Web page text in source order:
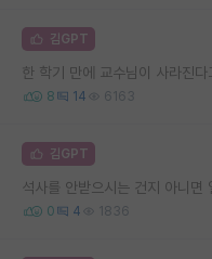
김GPT
한 학기 만에 교수님이 사라진
8 14 6163
김GPT
0 4 1836